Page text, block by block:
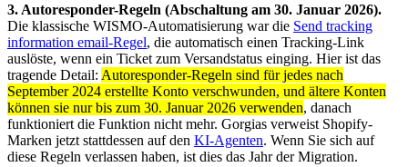
3. Autoresponder-Regeln (Abschaltung am 30. Januar 2026).
Die klassische WISMO-Automatisierung war die Send tracking
information email-Regel, die automatisch einen Tracking-Link
auslöste, wenn ein Ticket zum Versandstatus einging. Hier ist das
tragende Detail: Autoresponder-Regeln sind für jedes nach
September 2024 erstellte Konto verschwunden, und ältere Konten
können sie nur bis zum 30. Januar 2026 verwenden, danach
funktioniert die Funktion nicht mehr. Gorgias verweist Shopify-
Marken jetzt stattdessen auf den KI-Agenten. Wenn Sie sich auf
diese Regeln verlassen haben, ist dies das Jahr der Migration.